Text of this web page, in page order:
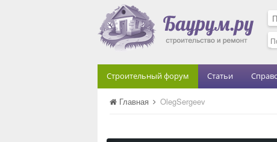
Строительный форум Статьи
Главная OlegSergeev